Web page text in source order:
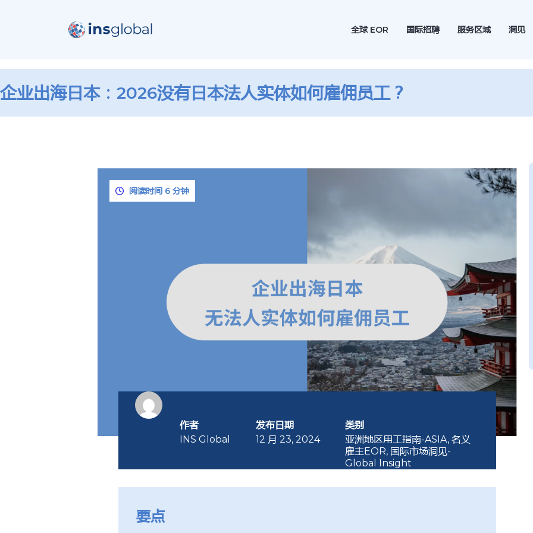
全球 EOR 国际招聘 服务区域 洞见
企业出海日本：2026没有日本法人实体如何雇佣员工？
阅读时间 6 分钟
作者
INS Global
发布日期
12 月 23, 2024
类别
亚洲地区用工指南-ASIA,名义
雇主EOR, 国际市场洞见-
Global Insight
要点